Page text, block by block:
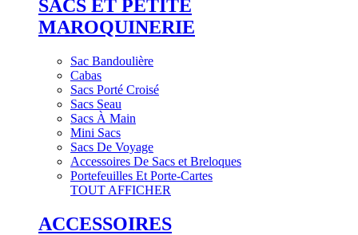
SACS ET PETITE
MAROQUINERIE
Sac Bandoulière
Cabas
Sacs Porté Croisé
Sacs Seau
Sacs À Main
Mini Sacs
Sacs De Voyage
Accessoires De Sacs et Breloques
Portefeuilles Et Porte-Cartes
TOUT AFFICHER
ACCESSOIRES